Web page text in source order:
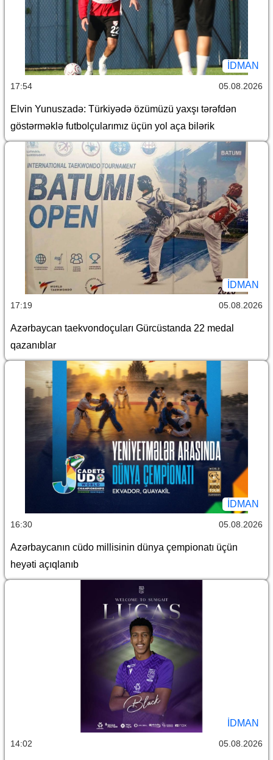
İDMAN
17:54 05.08.2026
Elvin Yunuszadə: Türkiyədə özümüzü yaxşı tərəfdən
göstərməklə futbolçularımız üçün yol aça bilərik
İDMAN
17:19 05.08.2026
Azərbaycan taekvondoçuları Gürcüstanda 22 medal
qazanıblar
İDMAN
16:30 05.08.2026
Azərbaycanın cüdo millisinin dünya çempionatı üçün
heyəti açıqlanıb
İDMAN
14:02 05.08.2026